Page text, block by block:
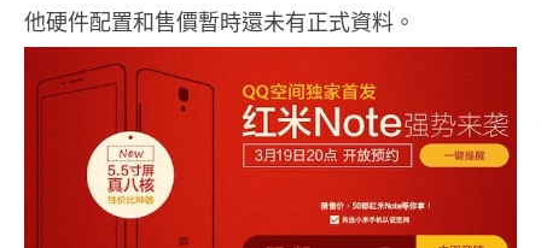
他硬件配置和售價暫時還未有正式資料。